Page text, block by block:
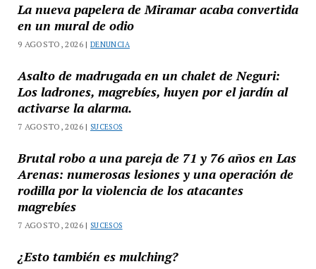
La nueva papelera de Miramar acaba convertida
en un mural de odio
9 AGOSTO, 2026 |DENUNCIA
Asalto de madrugada en un chalet de Neguri:
Los ladrones, magrebíes, huyen por el jardín al
activarse la alarma.
7 AGOSTO, 2026 | SUCESOS
Brutal robo a una pareja de 71 y 76 años en Las
Arenas: numerosas lesiones y una operación de
rodilla por la violencia de los atacantes
magrebíes
7 AGOSTO, 2026 | SUCESOS
¿Esto también es mulching?